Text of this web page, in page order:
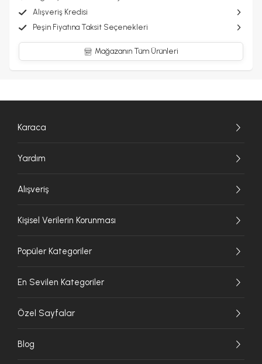
Alışveriş Kredisi
Peşin Fiyatına Taksit Seçenekleri
Mağazanın Tüm Ürünleri
Karaca
Yardım
Alışveriş
Kişisel Verilerin Korunması
Popüler Kategoriler
En Sevilen Kategoriler
Özel Sayfalar
Blog